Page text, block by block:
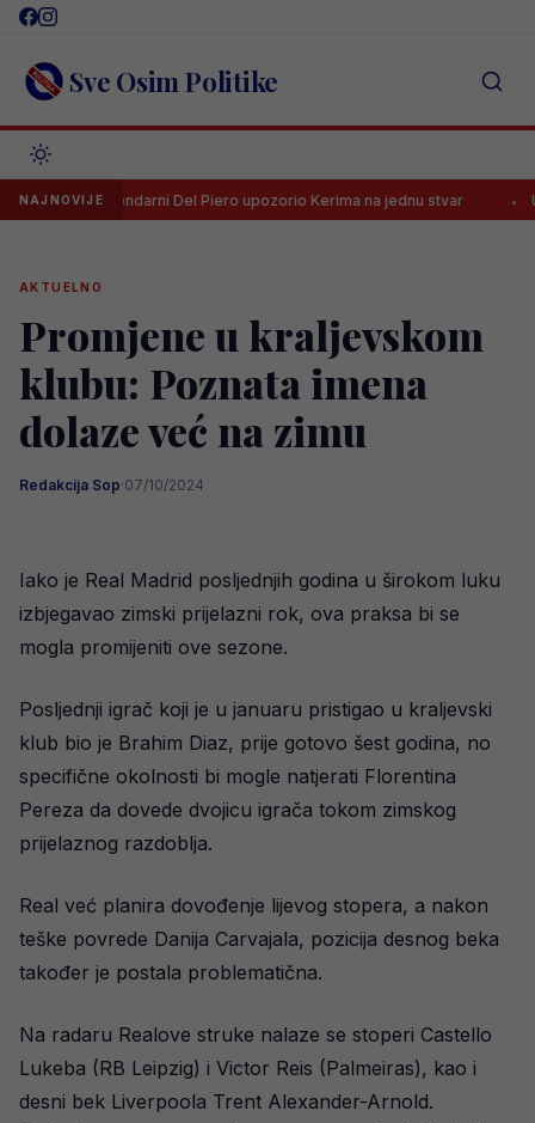
Skip
content Sve Osim Politike
NAJNOVIJE
Legendarni Del Piero upozorio Kerima na jednu stvar UEFA
AKTUELNO
Promjene u kraljevskom
klubu: Poznata imena
dolaze već na zimu
Redakcija Sop·07/10/2024
Iako je Real Madrid posljednjih godina u širokom luku
izbjegavao zimski prijelazni rok, ova praksa bi se
mogla promijeniti ove sezone.
Posljednji igrač koji je u januaru pristigao u kraljevski
klub bio je Brahim Diaz, prije gotovo šest godina, no
specifične okolnosti bi mogle natjerati Florentina
Pereza da dovede dvojicu igrača tokom zimskog
prijelaznog razdoblja.
Real već planira dovođenje lijevog stopera, a nakon
teške povrede Danija Carvajala, pozicija desnog beka
također je postala problematična.
Na radaru Realove struke nalaze se stoperi Castello
Lukeba (RB Leipzig) i Victor Reis (Palmeiras), kao i
desni bek Liverpoola Trent Alexander-Arnold.